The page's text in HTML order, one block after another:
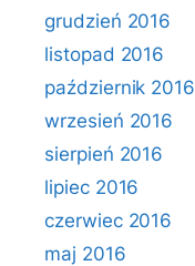
grudzień 2016
listopad 2016
październik 2016
wrzesień 2016
sierpień 2016
lipiec 2016
czerwiec 2016
maj 2016